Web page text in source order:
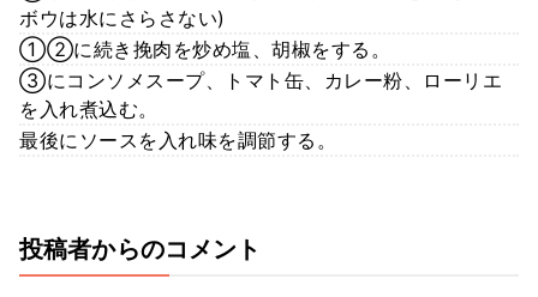
ボウは水にさらさない)
①②に続き挽肉を炒め塩、胡椒をする。
③にコンソメスープ、トマト缶、カレー粉、ローリエ
を入れ煮込む。
最後にソースを入れ味を調節する。
投稿者からのコメント